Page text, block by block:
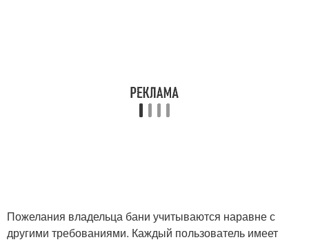
Пожелания владельца бани учитываются наравне с
другими требованиями. Каждый пользователь имеет